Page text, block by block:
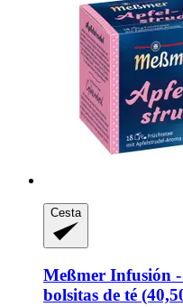
Cesta
Meßmer Infusión
bolsitas de té